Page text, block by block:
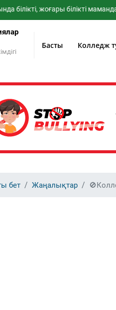
жоғары білікті мамандарды
Басты Колледж
бет Жаңалықтар